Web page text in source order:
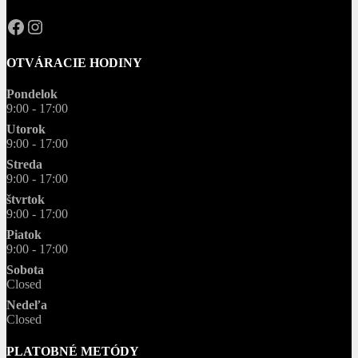
OPAL.drahokamy
opal.drahokamy
OTVÁRACIE HODINY
Pondelok
9:00 - 17:00
Utorok
9:00 - 17:00
Streda
9:00 - 17:00
štvrtok
9:00 - 17:00
Piatok
9:00 - 17:00
Sobota
Closed
Nedeľa
Closed
PLATOBNÉ METÓDY